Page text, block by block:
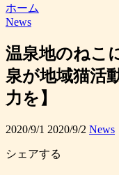
ホーム
News
温泉地のねこ
泉が地域猫活
力を】
2020/9/1 2020/9/2 News
シェアする